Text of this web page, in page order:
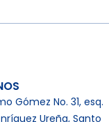
Gómez No. 31, esq.
Ureña, Santo